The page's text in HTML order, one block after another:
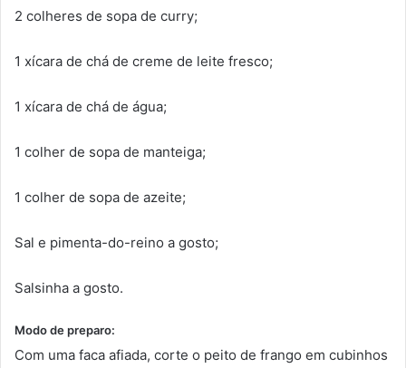
2 colheres de sopa de curry;
1 xícara de chá de creme de leite fresco;
1 xícara de chá de água;
1 colher de sopa de manteiga;
1 colher de sopa de azeite;
Sal e pimenta-do-reino a gosto;
Salsinha a gosto.
Modo de preparo:
Com uma faca afiada, corte o peito de frango em cubinhos